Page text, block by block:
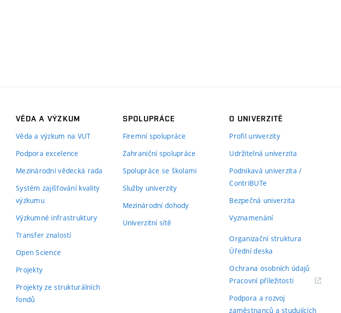
VĚDA A VÝZKUM
Věda a výzkum na VUT
Podpora excelence
Mezinárodní vědecká rada
Systém zajišťování kvality
výzkumu
Výzkumné infrastruktury
Transfer znalostí
Open Science
Projekty
Projekty ze strukturálních
fondů
SPOLUPRÁCE
Firemní spolupráce
Zahraniční spolupráce
Spolupráce se školami
Služby univerzity
Mezinárodní dohody
Univerzitní sítě
O UNIVERZITĚ
Profil univerzity
Udržitelná univerzita
Podnikavá univerzita /
ContriBUTe
Bezpečná univerzita
Vyznamenání
Organizační struktura
Úřední deska
Ochrana osobních údajů
Pracovní příležitosti(externí
Podpora a rozvoj
zaměstnanců a studujících